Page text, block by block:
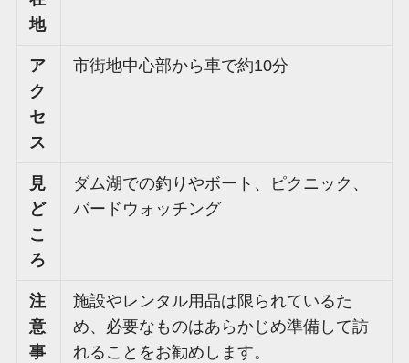
地
ア
ク
セ
ス
市街地中心部から車で約10分
見
ど
こ
ろ
ダム湖での釣りやボート、ピクニック、
バードウォッチング
注
意
事
施設やレンタル用品は限られているた
め、必要なものはあらかじめ準備して訪
れることをお勧めします。